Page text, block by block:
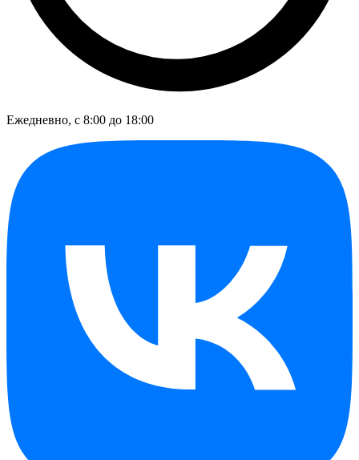
Ежедневно, с 8:00 до 18:00